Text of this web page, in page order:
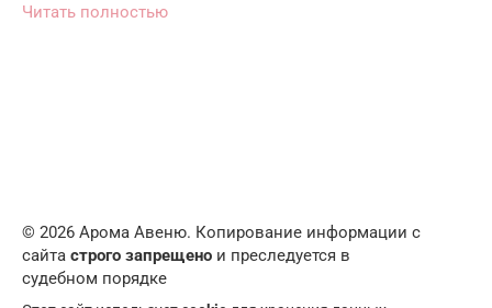
Читать полностью
© 2026 Арома Авеню. Копирование информации с
сайта строго запрещено и преследуется в
судебном порядке